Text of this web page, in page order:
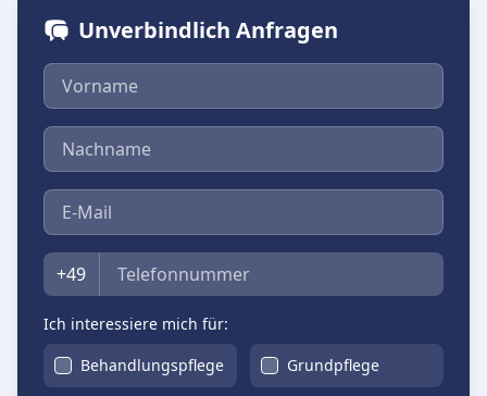
Unverbindlich Anfragen
Vorname
Nachname
E-Mail
Telefon
+49
Ich interessiere mich für:
Behandlungspflege
Grundpflege